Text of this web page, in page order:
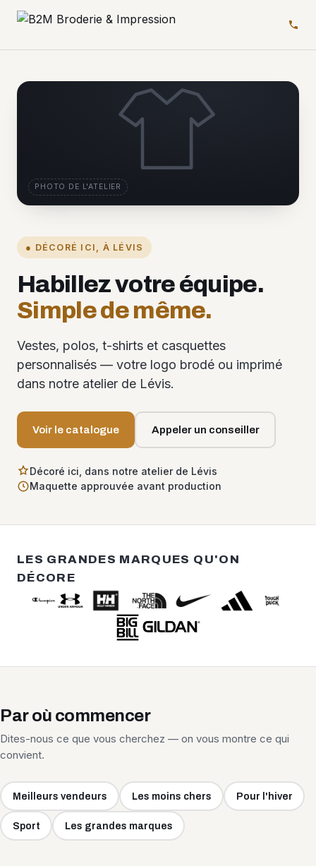
● DÉCORÉ ICI, À LÉVIS
Habillez votre équipe.
Simple de même.
Vestes, polos, t-shirts et casquettes
personnalisés — votre logo brodé ou imprimé
dans notre atelier de Lévis.
Voir le catalogue Appeler un conseiller
Décoré ici, dans notre atelier de Lévis
Maquette approuvée avant production
PHOTO DE L'ATELIER
LES GRANDES MARQUES QU'ON
DÉCORE
Par où commencer
Dites-nous ce que vous cherchez — on vous montre ce qui
convient.
Meilleurs vendeurs Les moins chers Pour l'hiver
Sport Les grandes marques